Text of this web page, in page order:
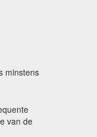
minstens
van de